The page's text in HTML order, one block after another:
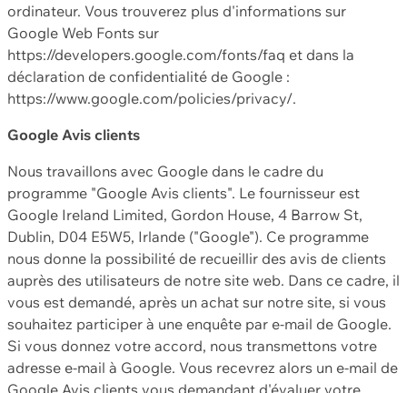
ordinateur. Vous trouverez plus d'informations sur
Google Web Fonts sur
https://developers.google.com/fonts/faq et dans la
déclaration de confidentialité de Google :
https://www.google.com/policies/privacy/.
Google Avis clients
Nous travaillons avec Google dans le cadre du
programme "Google Avis clients". Le fournisseur est
Google Ireland Limited, Gordon House, 4 Barrow St,
Dublin, D04 E5W5, Irlande ("Google"). Ce programme
nous donne la possibilité de recueillir des avis de clients
auprès des utilisateurs de notre site web. Dans ce cadre, il
vous est demandé, après un achat sur notre site, si vous
souhaitez participer à une enquête par e-mail de Google.
Si vous donnez votre accord, nous transmettons votre
adresse e-mail à Google. Vous recevrez alors un e-mail de